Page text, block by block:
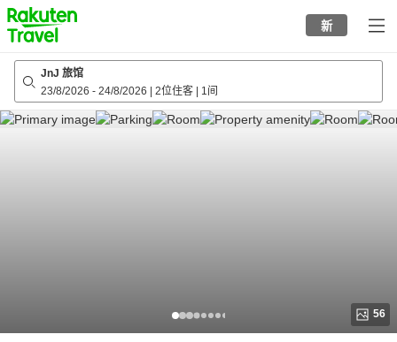
to
top
page
新
JnJ 旅馆
23/8/2026 - 24/8/2026 2位住客 1间
56